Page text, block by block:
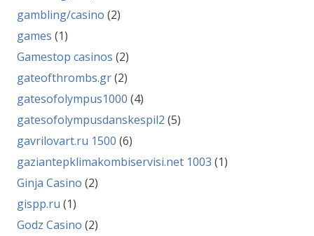
gambling/casino (2)
games (1)
Gamestop casinos (2)
gateofthrombs.gr(2)
gatesofolympus1000 (4)
gatesofolympusdanskespil2 (5)
gavrilovart.ru 1500 (6)
gaziantepklimakombiservisi.net 1003 (1)
Ginja Casino (2)
gispp.ru (1)
Godz Casino (2)